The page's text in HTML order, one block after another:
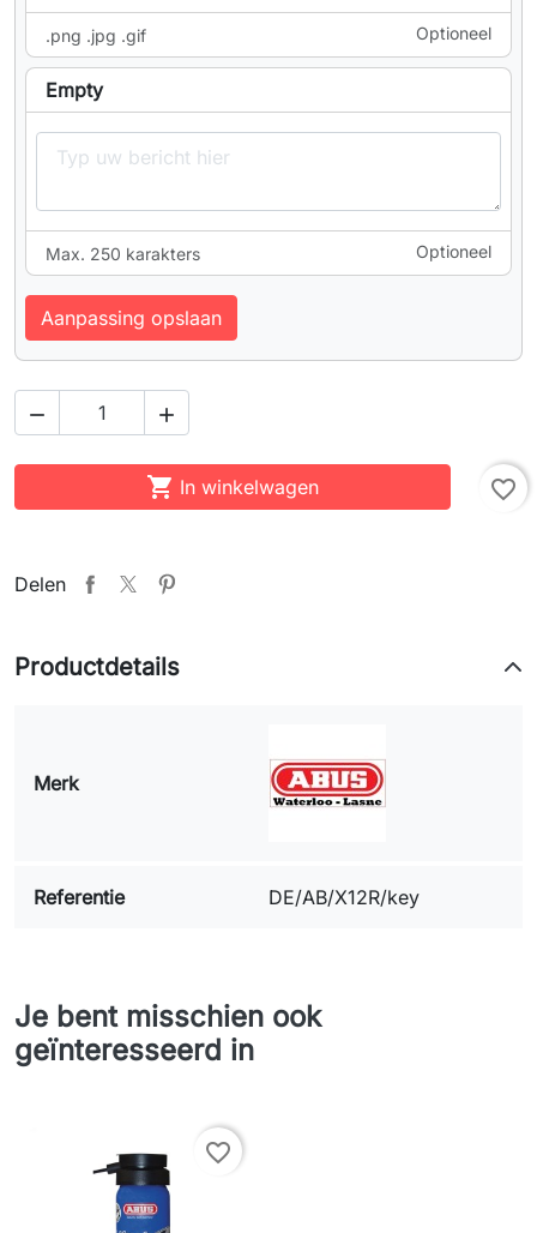
.png .jpg .gif Optioneel
Empty
Max. 250 karakters Optioneel
Aanpassing opslaan
 
 In winkelwagen favorite_border
Delen
Productdetails
Merk
Referentie DE/AB/X12R/key
Je bent misschien ook
geïnteresseerd in
favorite_border